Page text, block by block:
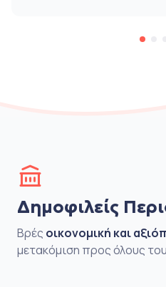
Δημοφιλείς
Βρές οικονομική και
μετακόμιση προς όλους